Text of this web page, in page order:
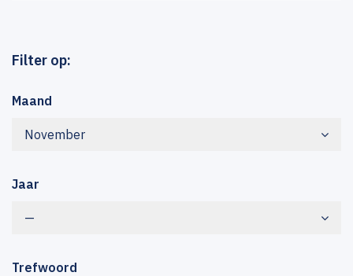
Filter op:
Maand
November
Jaar
—
Trefwoord